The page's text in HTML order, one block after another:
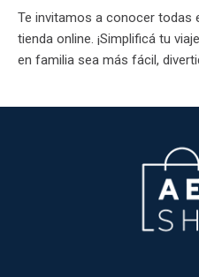
Te invitamos a conocer todas
tienda online. ¡Simplificá tu
en familia sea más fácil,